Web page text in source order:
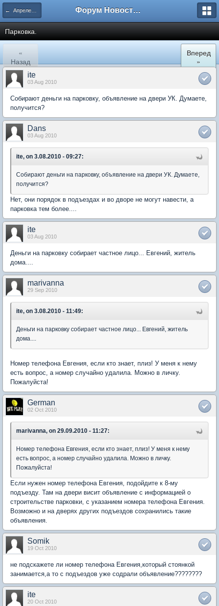
← Апрелевка Форум Новостройки
Парковка.
«
Назад
Вперед
»
ite
03 Aug 2010
Собирают деньги на парковку, объявление на двери УК. Думаете,
получится?
Dans
03 Aug 2010
ite, on 3.08.2010 - 09:27:
Собирают деньги на парковку, объявление на двери УК. Думаете,
получится?
Нет, они порядок в подъездах и во дворе не могут навести, а
парковка тем более....
ite
03 Aug 2010
Деньги на парковку собирает частное лицо... Евгений, житель
дома....
marivanna
29 Sep 2010
ite, on 3.08.2010 - 11:49:
Деньги на парковку собирает частное лицо... Евгений, житель
дома....
Номер телефона Евгения, если кто знает, плиз! У меня к нему
есть вопрос, а номер случайно удалила. Можно в личку.
Пожалуйста!
German
02 Oct 2010
marivanna, on 29.09.2010 - 11:27:
Номер телефона Евгения, если кто знает, плиз! У меня к нему
есть вопрос, а номер случайно удалила. Можно в личку.
Пожалуйста!
Если нужен номер телефона Евгения, подойдите к 8-му
подъезду. Там на двери висит объявление с информацией о
строительстве парковки, с указанием номера телефона Евгения.
Возможно и на дверях других подъездов сохранились такие
объявления.
Somik
19 Oct 2010
не подскажете ли номер телефона Евгения,который стоянкой
занимается,а то с подъездов уже содрали объявление????????
ite
20 Oct 2010